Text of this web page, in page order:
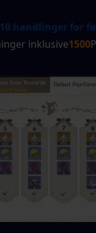
handlinger for
inklusive1500